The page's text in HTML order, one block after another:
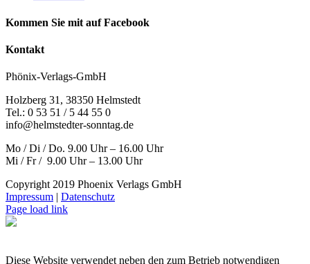
Kommen Sie mit auf Facebook
Kontakt
Phönix-Verlags-GmbH
Holzberg 31, 38350 Helmstedt
Tel.: 0 53 51 / 5 44 55 0
info@helmstedter-sonntag.de
Mo / Di / Do. 9.00 Uhr – 16.00 Uhr
Mi / Fr / 9.00 Uhr – 13.00 Uhr
Copyright 2019 Phoenix Verlags GmbH
Impressum | Datenschutz
Page load link
Diese Website verwendet neben den zum Betrieb notwendigen